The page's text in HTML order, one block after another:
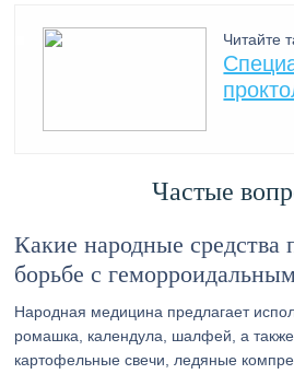
Читайте
Частые
Какие народные средства
борьбе с
Народная медицина предлагает
ромашка, календула, шалфей, а
картофельные свечи, ледяные